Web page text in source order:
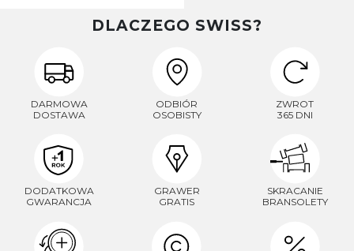
DLACZEGO SWISS?
DARMOWA
DOSTAWA
ODBIÓR
OSOBISTY
ZWROT
365 DNI
DODATKOWA
GWARANCJA
GRAWER
GRATIS
SKRACANIE
BRANSOLETY